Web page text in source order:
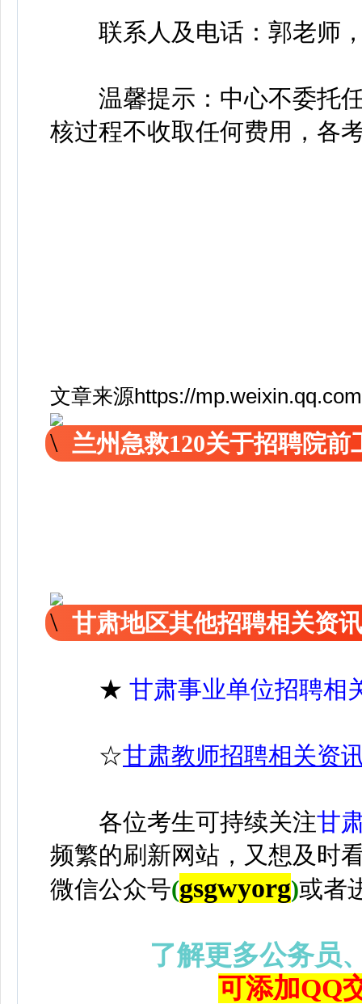
联系人及电话：郭老师
温馨提示：中心不委托任
核过程不收取任何费用，各
文章来源https://
兰州急救120关于招聘院前
甘肃地区其他招聘相关资
★ 甘肃事业单位招聘相
☆甘肃教师招聘相关资
各位考生可持续关注甘
频繁的刷新网站，又想及时
微信公众号(gsgwyorg)或者
了解更多公务员
可添加QQ